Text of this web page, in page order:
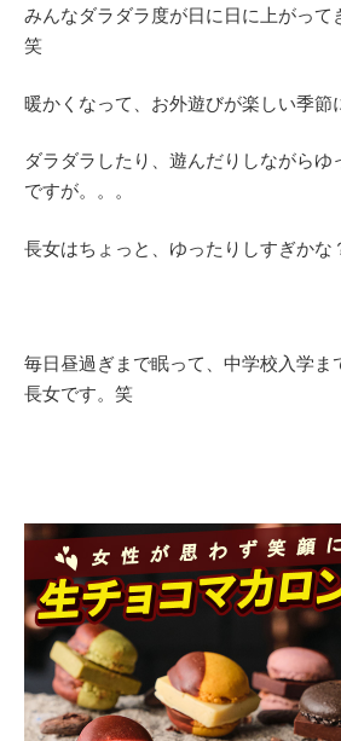
みんなダラダラ度が日に日に上がって
笑
暖かくなって、お外遊びが楽しい季節
ダラダラしたり、遊んだりしながらゆ
ですが。。。
長女はちょっと、ゆったりしすぎかな
毎日昼過ぎまで眠って、中学校入学ま
長女です。笑